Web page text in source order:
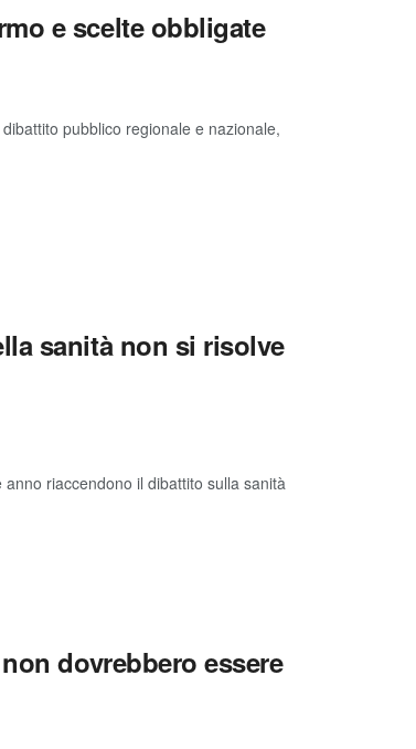
e scelte obbligate
pubblico regionale e nazionale,
sanità non si risolve
riaccendono il dibattito sulla sanità
dovrebbero essere